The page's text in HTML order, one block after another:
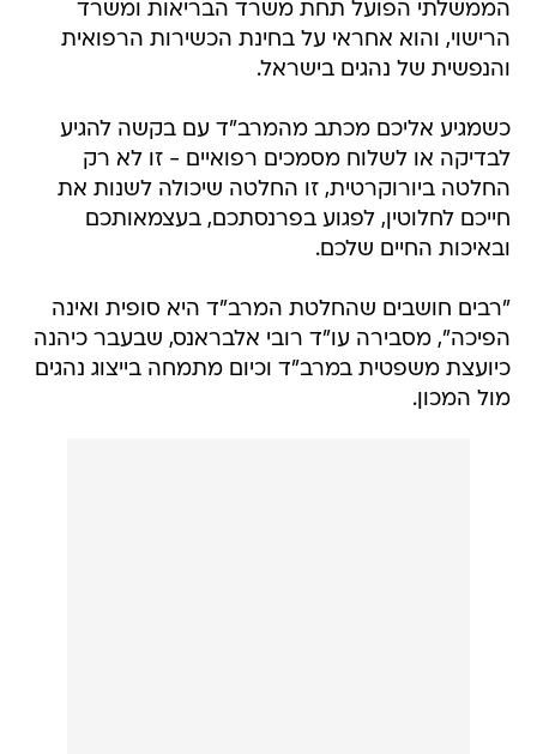
הממשלתי הפועל תחת משרד הבריאות ומשרד
הרישוי, והוא אחראי על בחינת הכשירות הרפואית
והנפשית של נהגים בישראל.
כשמגיע אליכם מכתב מהמרב"ד עם בקשה להגיע
לבדיקה או לשלוח מסמכים רפואיים - זו לא רק
החלטה ביורוקרטית, זו החלטה שיכולה לשנות את
חייכם לחלוטין, לפגוע בפרנסתכם, בעצמאותכם
ובאיכות החיים שלכם.
"רבים חושבים שהחלטת המרב"ד היא סופית ואינה
הפיכה", מסבירה עו"ד רובי אלבראנס, שבעבר כיהנה
כיועצת משפטית במרב"ד וכיום מתמחה בייצוג נהגים
מול המכון.